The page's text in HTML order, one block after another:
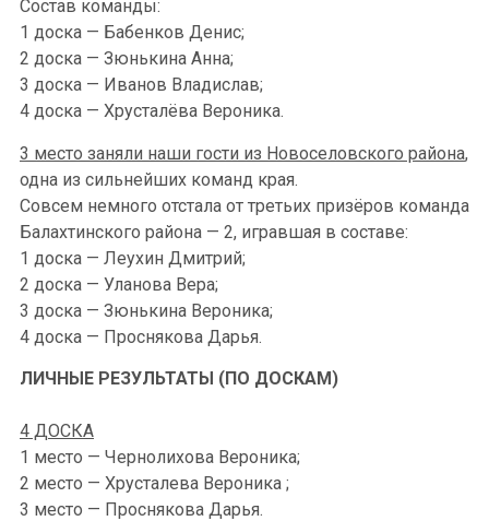
Состав команды:
1 доска — Бабенков Денис;
2 доска — Зюнькина Анна;
3 доска — Иванов Владислав;
4 доска — Хрусталёва Вероника.
3 место заняли наши гости из Новоселовского района,
одна из сильнейших команд края.
Совсем немного отстала от третьих призёров команда
Балахтинского района — 2, игравшая в составе:
1 доска — Леухин Дмитрий;
2 доска — Уланова Вера;
3 доска — Зюнькина Вероника;
4 доска — Проснякова Дарья.
ЛИЧНЫЕ РЕЗУЛЬТАТЫ (ПО ДОСКАМ)
4 ДОСКА
1 место — Чернолихова Вероника;
2 место — Хрусталева Вероника ;
3 место — Проснякова Дарья.